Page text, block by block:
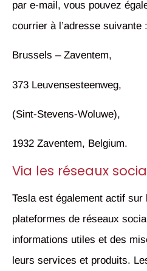
par e-mail, vous pouvez
courrier à l’adresse suivante :
Brussels – Zaventem,
373 Leuvensesteenweg,
(Sint-Stevens-Woluwe),
1932 Zaventem, Belgium.
Via les réseaux
Tesla est également actif sur
plateformes de réseaux
informations utiles et des
leurs services et produits.